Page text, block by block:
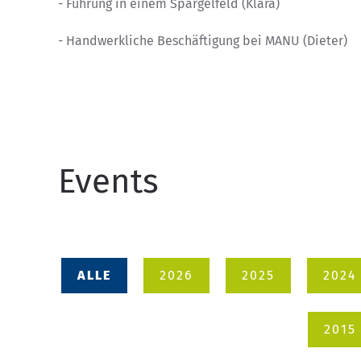
- Führung in einem Spargelfeld (Klara)
- Handwerkliche Beschäftigung bei MANU (Dieter)
Events
ALLE 2026 2025 2024
2015